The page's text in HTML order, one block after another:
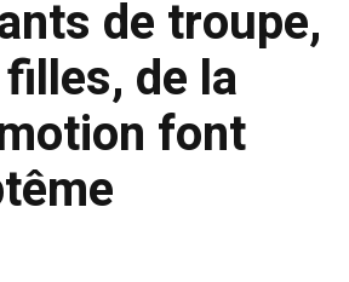
de troupe,
de la
font